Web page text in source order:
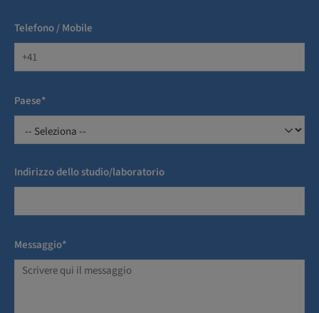
Telefono / Mobile
Paese*
Indirizzo dello studio/laboratorio
Messaggio*